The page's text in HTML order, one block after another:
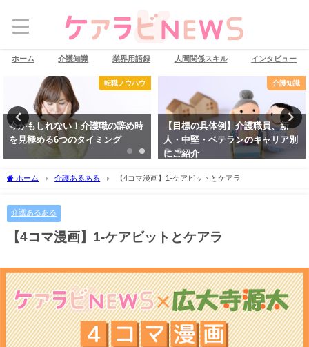
ホーム 介護知識 業界用語録 人間関係スキル インタビュー
転職ノウハウ
今かもしれない！介護職の辞め時
を見極める6つのタイミング
介護知識
【目標の具体例】介護職員、新
人・中堅・ベテランのキャリア別
にご紹介
ホーム 介護あるある 【4コマ漫画】1-ケアビットとケアラ
介護あるある
【4コマ漫画】1-ケアビットとケアラ